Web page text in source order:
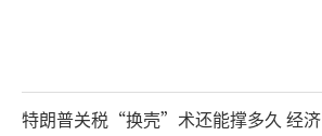
特朗普关税“换壳”术还能撑多久 经济